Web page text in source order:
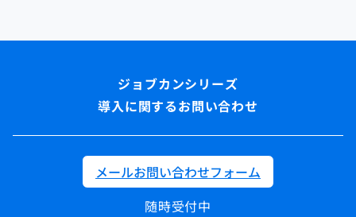
導入に関するお問い合わせ
メールお問い合わせフォーム
随時受付中